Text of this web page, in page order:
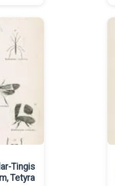
Tingis
Tetyra